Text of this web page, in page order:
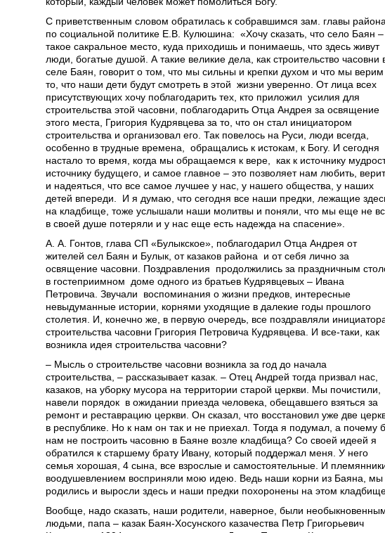
С приветственным словом обратилась к собравшимся зам. главы района
по социальной политике Е.В. Кулюшина: «Хочу сказать, что село Баян –
такое сакральное место, куда приходишь и понимаешь, что здесь живут
люди, богатые душой. А такие великие дела, как строительство часовни
селе Баян, говорит о том, что мы сильны и крепки духом и что мы верим
то, что наши дети будут смотреть в этой жизни уверенно. От лица всех
присутствующих хочу поблагодарить тех, кто приложил усилия для
строительства этой часовни, поблагодарить Отца Андрея за освящение
этого места, Григория Кудрявцева за то, что он стал инициатором
строительства и организовал его. Так повелось на Руси, люди всегда,
особенно в трудные времена,
обращались к истокам, к Богу. И сегодня
настало то время, когда мы обращаемся к вере,
как к источнику
источнику будущего, и самое главное – это позволяет нам любить,
и надеяться, что все самое лучшее у нас, у нашего общества, у наших
детей впереди.
И я думаю, что сегодня все наши предки, лежащие
на кладбище, тоже услышали наши молитвы и поняли, что мы еще не
в своей душе потеряли и у нас еще есть надежда на спасение».
А. А. Гонтов, глава СП «Булыкское», поблагодарил Отца Андрея от
жителей сел Баян и Булык, от казаков района
и от себя лично за
освящение часовни. Поздравления
продолжились за праздничным
в гостеприимном
доме одного из братьев Кудрявцевых – Ивана
Петровича. Звучали
воспоминания о жизни предков, интересные
невыдуманные истории, корнями уходящие в далекие годы прошлого
столетия. И, конечно же, в первую очередь, все поздравляли
строительства часовни Григория Петровича Кудрявцева. И все-таки, как
возникла идея строительства часовни?
– Мысль о строительстве часовни возникла за год до начала
строительства, – рассказывает казак. – Отец Андрей тогда призвал нас,
казаков, на уборку мусора на территории старой церкви. Мы почистили,
навели порядок в ожидании приезда человека, обещавшего взяться за
ремонт и реставрацию церкви. Он сказал, что восстановил уже две
в республике. Но к нам он так и не приехал. Тогда я подумал, а почему
нам не построить часовню в Баяне возле кладбища? Со своей идеей я
обратился к старшему брату Ивану, который поддержал меня. У него
семья хорошая, 4 сына, все взрослые и самостоятельные. И
воодушевлением восприняли мою идею. Ведь наши корни из Баяна, мы
родились и выросли здесь и наши предки похоронены на этом
Вообще, надо сказать, наши родители, наверное, были
людьми, папа – казак Баян-Хосунского казачества Петр Григорьевич